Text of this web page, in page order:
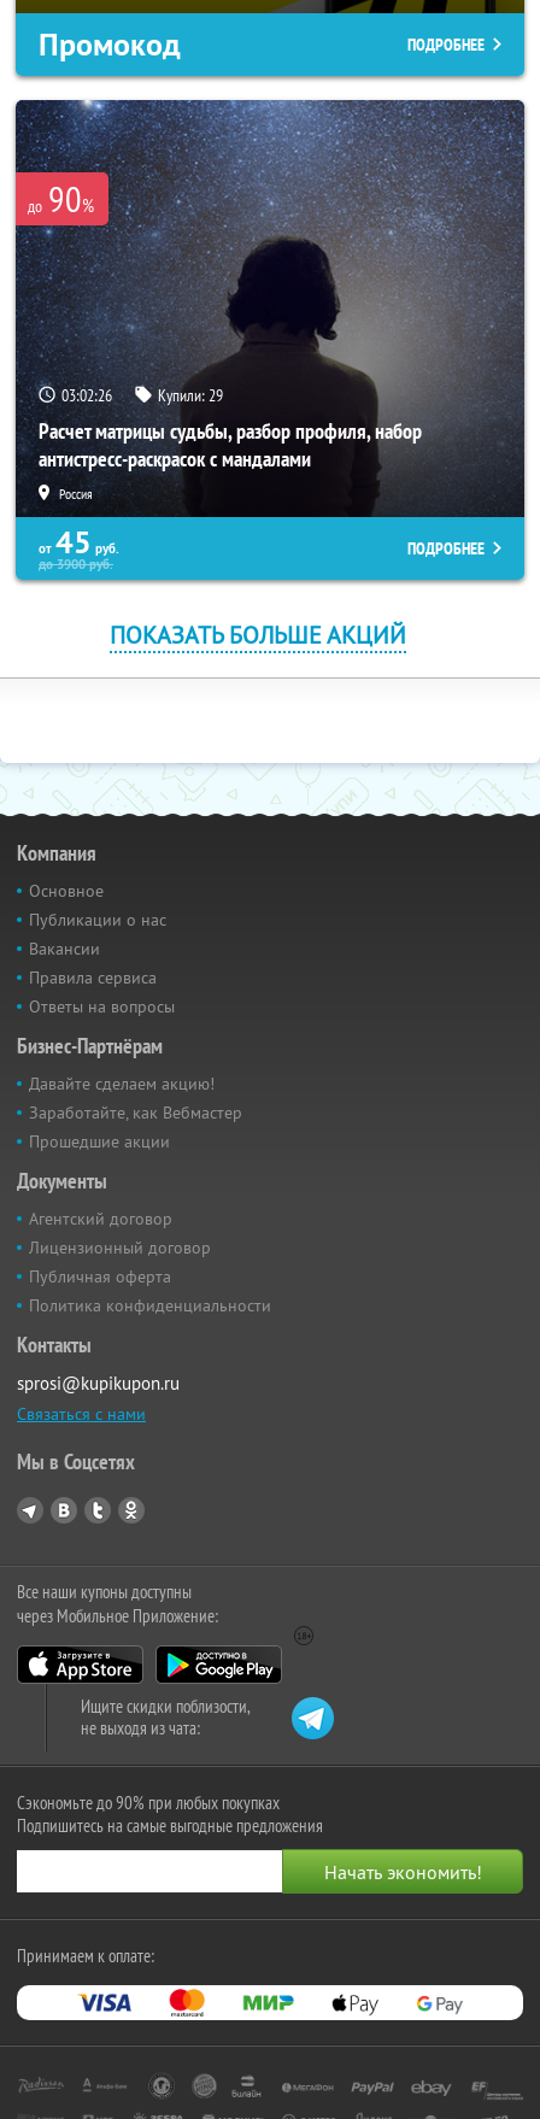
Промокод ПОДРОБНЕЕ
до 90%
03:02:24 Купили:29
Расчет матрицы судьбы, разбор профиля, набор
антистресс-раскрасок с мандалами
Россия
от 45 руб.
до3900руб.
ПОДРОБНЕЕ
ПОКАЗАТЬ БОЛЬШЕ АКЦИЙ
Компания
Основное
Публикации о нас
Вакансии
Правила сервиса
Ответы на вопросы
Бизнес-Партнёрам
Давайте сделаем акцию!
Заработайте, как Вебмастер
Прошедшие акции
Документы
Агентский договор
Лицензионный договор
Публичная оферта
Политика конфиденциальности
Контакты
sprosi@kupikupon.ru
Связаться с нами
Мы в Соцсетях
Все наши купоны доступны
через Мобильное Приложение:
Ищите скидки поблизости,
не выходя из чата:
Сэкономьте до 90% при любых покупках
Подпишитесь на самые выгодные предложения
Принимаем к оплате: